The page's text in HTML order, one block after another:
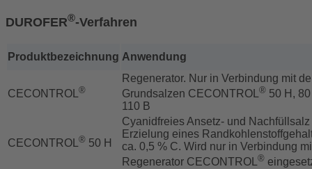
DUROFER®-Verfahren
Produktbezeichnung Anwendung
CECONTROL®
Regenerator. Nur in Verbindung mit
Grundsalzen CECONTROL® 50 H,
110 B
CECONTROL® 50 H
Cyanidfreies Ansetz- und Nachfüllsalz
Erzielung eines
ca. 0,5 % C. Wird nur in Verbindung
Regenerator CECONTROL®